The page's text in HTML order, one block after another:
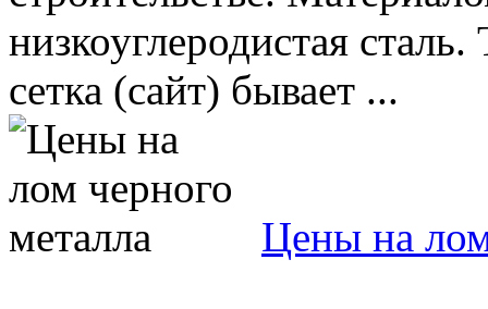
низкоуглеродистая
сетка (сайт) бывает ...
Цены на